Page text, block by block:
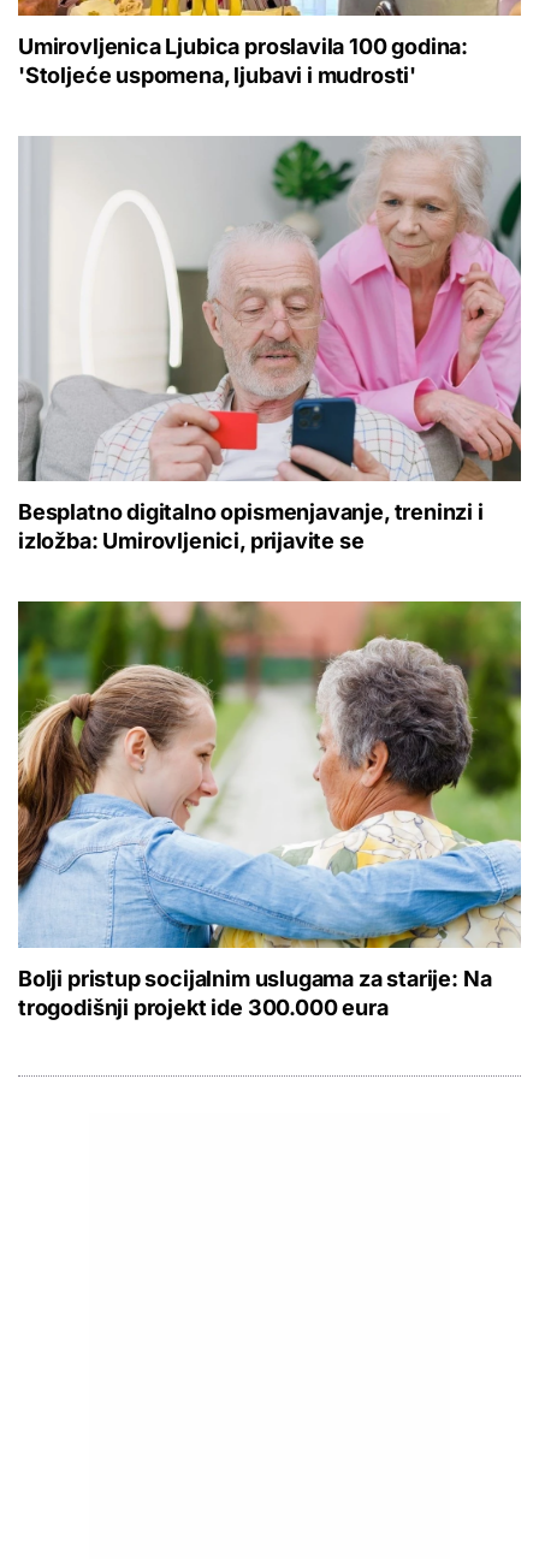
Umirovljenica Ljubica proslavila 100 godina:
'Stoljeće uspomena, ljubavi i mudrosti'
Besplatno digitalno opismenjavanje, treninzi i
izložba: Umirovljenici, prijavite se
Bolji pristup socijalnim uslugama za starije: Na
trogodišnji projekt ide 300.000 eura